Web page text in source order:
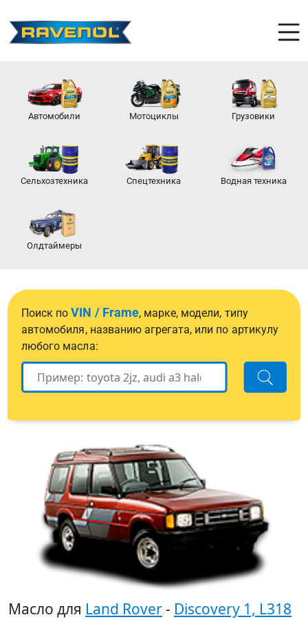
Автомобили Мотоциклы Грузовики
Сельхозтехника Спецтехника Водная техника
Олдтаймеры
Поиск поVIN / Frame, марке, модели, типу
автомобиля, названию агрегата, или по артикулу
любого масла:
Масло для Land Rover- Discovery 1, L318